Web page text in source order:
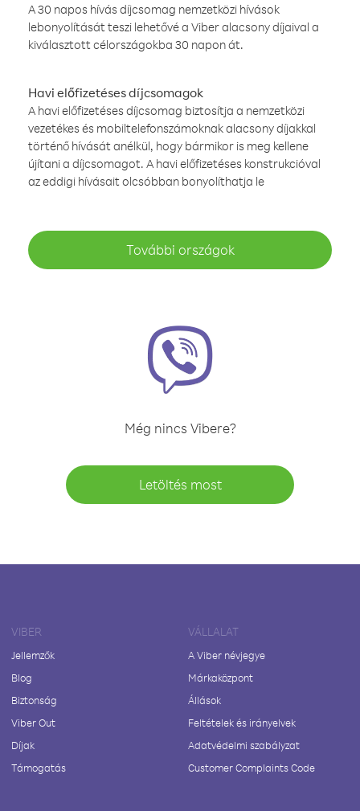
A 30 napos hívás díjcsomag nemzetközi hívások
lebonyolítását teszi lehetővé a Viber alacsony díjaival a
kiválasztott célországokba 30 napon át.
Havi előfizetéses díjcsomagok
A havi előfizetéses díjcsomag biztosítja a nemzetközi
vezetékes és mobiltelefonszámoknak alacsony díjakkal
történő hívását anélkül, hogy bármikor is meg kellene
újítani a díjcsomagot. A havi előfizetéses konstrukcióval
az eddigi hívásait olcsóbban bonyolíthatja le
További országok
Még nincs Vibere?
Letöltés most
VIBER
Jellemzők
Blog
Biztonság
Viber Out
Díjak
Támogatás
VÁLLALAT
A Viber névjegye
Márkaközpont
Állások
Feltételek és irányelvek
Adatvédelmi szabályzat
Customer Complaints Code